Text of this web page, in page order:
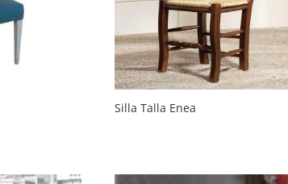
Silla Talla Enea